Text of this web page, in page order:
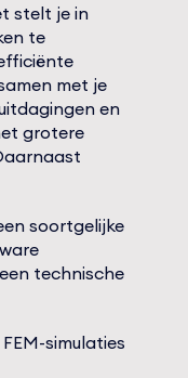
stelt je in
te
met je
en
grotere
soortgelijke
technische
simulaties